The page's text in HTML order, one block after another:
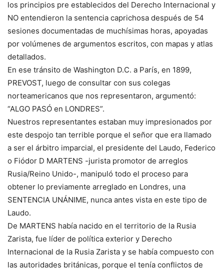
los principios pre establecidos del Derecho Internacional y
NO entendieron la sentencia caprichosa después de 54
sesiones documentadas de muchísimas horas, apoyadas
por volúmenes de argumentos escritos, con mapas y atlas
detallados.
En ese tránsito de Washington D.C. a París, en 1899,
PREVOST, luego de consultar con sus colegas
norteamericanos que nos representaron, argumentó:
“ALGO PASÓ en LONDRES”.
Nuestros representantes estaban muy impresionados por
este despojo tan terrible porque el señor que era llamado
a ser el árbitro imparcial, el presidente del Laudo, Federico
o Fiódor D MARTENS -jurista promotor de arreglos
Rusia/Reino Unido-, manipuló todo el proceso para
obtener lo previamente arreglado en Londres, una
SENTENCIA UNÁNIME, nunca antes vista en este tipo de
Laudo.
De MARTENS había nacido en el territorio de la Rusia
Zarista, fue líder de política exterior y Derecho
Internacional de la Rusia Zarista y se había compuesto con
las autoridades británicas, porque el tenía conflictos de